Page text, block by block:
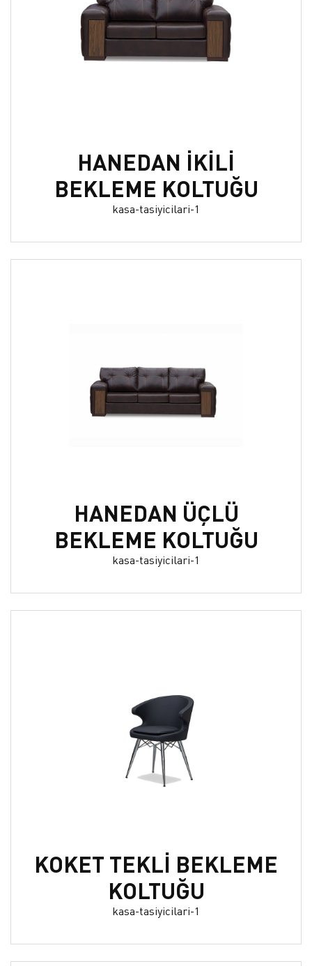
HANEDAN İKİLİ
BEKLEME KOLTUĞU
kasa-tasiyicilari-1
HANEDAN ÜÇLÜ
BEKLEME KOLTUĞU
kasa-tasiyicilari-1
KOKET TEKLİ BEKLEME
KOLTUĞU
kasa-tasiyicilari-1